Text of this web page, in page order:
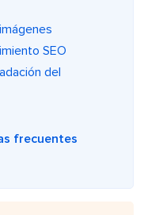
SEO
del
frecuentes